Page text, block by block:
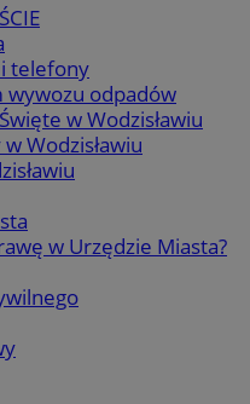
telefony
odpadów
w Wodzisławiu
Wodzisławiu
w Urzędzie Miasta?